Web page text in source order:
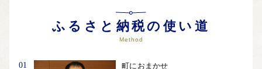
ふるさと納税の使い道
Method
01
町におまかせ